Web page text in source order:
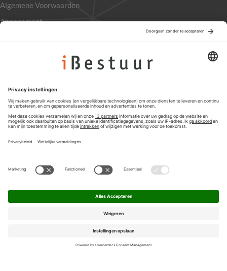
Algemene Voorwaarden
Abonnement
Privacyinstellingen